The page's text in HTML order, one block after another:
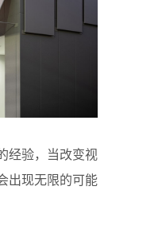
经验，当改变视
出现无限的可能